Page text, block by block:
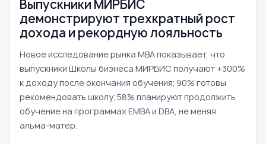
Выпускники МИРБИС
демонстрируют трехкратный рост
дохода и рекордную лояльность
Новое исследование рынка MBA показывает, что
выпускники Школы бизнеса МИРБИС получают +300%
к доходу после окончания обучения; 90% готовы
рекомендовать школу; 58% планируют продолжить
обучение на программах EMBA и DBA, не меняя
альма-матер.